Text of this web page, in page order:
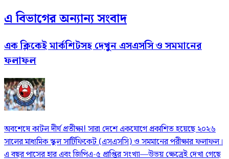
এ বিভাগের অন্যান্য সংবাদ
এক ক্লিকেই মার্কশিটসহ দেখুন এসএসসি ও সমমানের
ফলাফল
​অবশেষে কাটল দীর্ঘ প্রতীক্ষা! সারা দেশে একযোগে প্রকাশিত হয়েছে ২০২৬
সালের মাধ্যমিক স্কুল সার্টিফিকেট (এসএসসি) ও সমমানের পরীক্ষার ফলাফল।
এ বছর পাসের হার এবং জিপিএ-৫ প্রাপ্তির সংখ্যা—উভয় ক্ষেত্রেই দেখা গেছে